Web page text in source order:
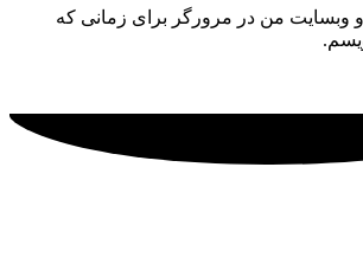
و وبسایت من در مرورگر برای زمانی که